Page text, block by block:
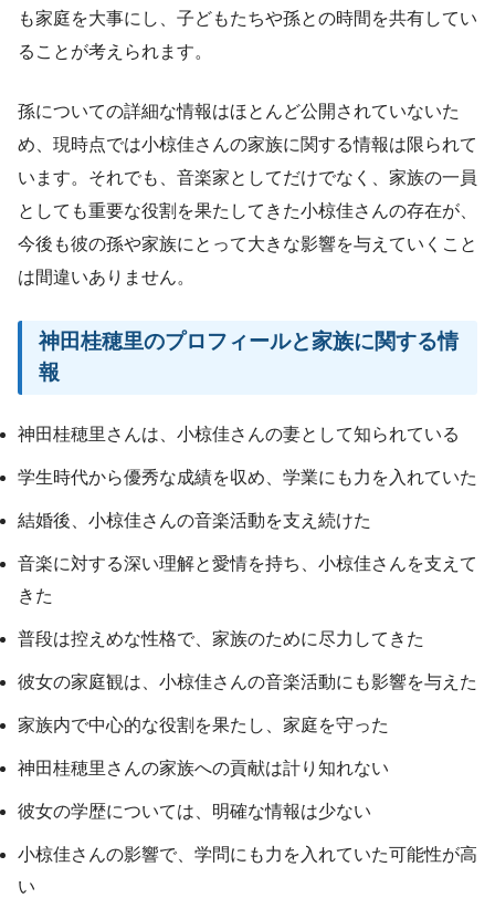
も家庭を大事にし、子どもたちや孫との時間を共有してい
ることが考えられます。
孫についての詳細な情報はほとんど公開されていないた
め、現時点では小椋佳さんの家族に関する情報は限られて
います。それでも、音楽家としてだけでなく、家族の一員
としても重要な役割を果たしてきた小椋佳さんの存在が、
今後も彼の孫や家族にとって大きな影響を与えていくこと
は間違いありません。
神田桂穂里のプロフィールと家族に関する情
報
神田桂穂里さんは、小椋佳さんの妻として知られている
学生時代から優秀な成績を収め、学業にも力を入れていた
結婚後、小椋佳さんの音楽活動を支え続けた
音楽に対する深い理解と愛情を持ち、小椋佳さんを支えて
きた
普段は控えめな性格で、家族のために尽力してきた
彼女の家庭観は、小椋佳さんの音楽活動にも影響を与えた
家族内で中心的な役割を果たし、家庭を守った
神田桂穂里さんの家族への貢献は計り知れない
彼女の学歴については、明確な情報は少ない
小椋佳さんの影響で、学問にも力を入れていた可能性が高
い